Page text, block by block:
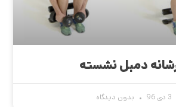
دمبل نشسته
3 دی 96 بدون دیدگاه